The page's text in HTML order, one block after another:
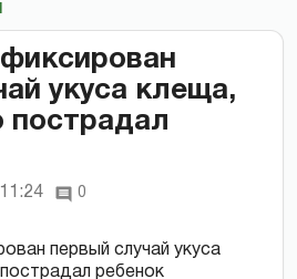
укуса клеща,
пострадал
0